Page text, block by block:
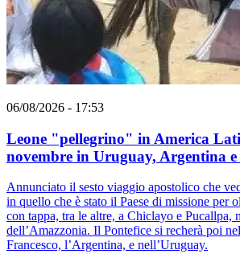
06/08/2026 - 17:53
Leone "pellegrino" in America
novembre in Uruguay, Argentina e
Annunciato il sesto viaggio apostolico che
in quello che è stato il Paese di missione per
con tappa, tra le altre, a Chiclayo e Pucallpa,
dell’Amazzonia. Il Pontefice si recherà poi
Francesco, l’Argentina, e nell’Uruguay.